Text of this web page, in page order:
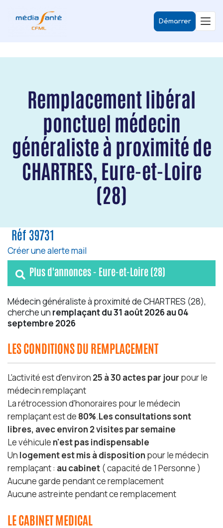
Démarrer
Remplacement libéral
ponctuel médecin
généraliste à proximité de
CHARTRES, Eure-et-Loire
(28)
Réf 39731
Créer une alerte mail
Plus d'annonces - Eure-et-Loire (28)
Médecin généraliste à proximité de CHARTRES (28),
cherche un remplaçant du 31 août 2026 au 04
septembre 2026
LES CONDITIONS DU REMPLACEMENT
L'activité est d'environ 25 à 30 actes par jour pour le
médecin remplaçant
La rétrocession d'honoraires pour le médecin
remplaçant est de 80%.Les consultations sont
libres, avec environ 2 visites par semaine
Le véhicule n'est pas indispensable
Un logement est mis à dispositionpour le médecin
remplaçant : au cabinet ( capacité de 1 Personne )
Aucune garde pendant ce remplacement
Aucune astreinte pendant ce remplacement
LE CABINET MEDICAL